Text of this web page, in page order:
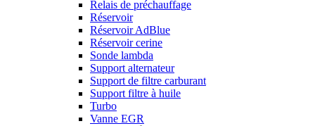
Relais de préchauffage
Réservoir
Réservoir AdBlue
Réservoir cerine
Sonde lambda
Support alternateur
Support de filtre carburant
Support filtre à huile
Turbo
Vanne EGR